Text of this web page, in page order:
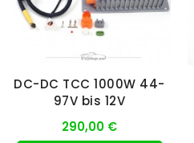
DC-DC TCC 1000W 44-
97V bis 12V
290,00 €